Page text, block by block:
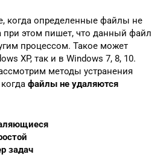
когда определенные файлы не
при этом пишет, что данный файл
процессом. Такое может
XP, так и в Windows 7, 8, 10.
методы устранения
файлы не удаляются
задач